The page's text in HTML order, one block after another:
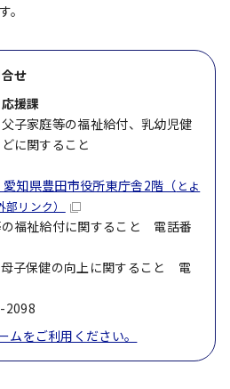
。
せ
援課
子家庭等の福祉給付、乳幼児健
に関すること
知県豊田市役所東庁舎2階（ とよ
リンク）
福祉給付に関すること 電話番
子保健の向上に関すること 電
2098
ムをご利用ください。